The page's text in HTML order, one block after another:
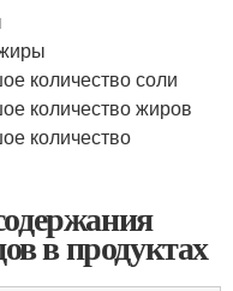
количество соли
количество жиров
количество
в продуктах